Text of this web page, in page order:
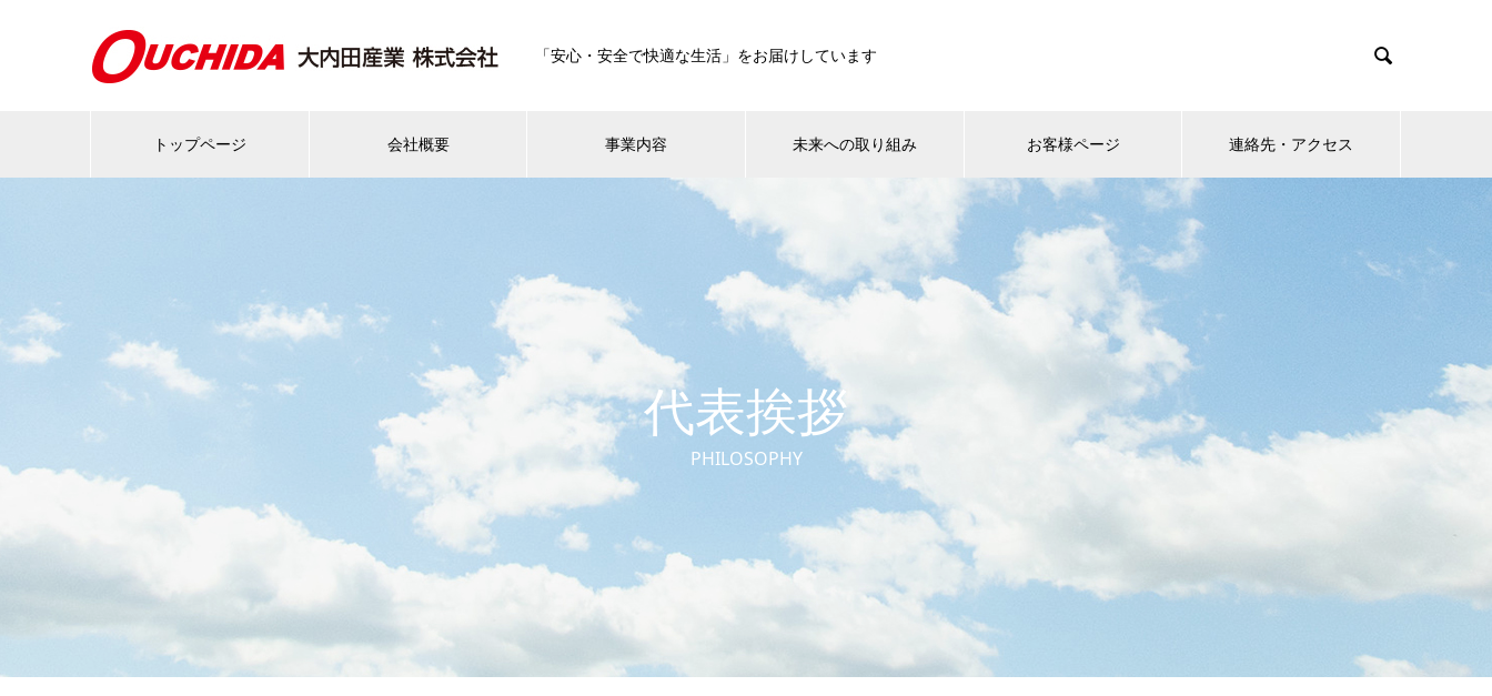
「安心・安全で快適な生活」をお届けしています 
トップページ 会社概要 事業内容 未来への取り組み お客様ページ 連絡先・アクセス
代表挨拶
PHILOSOPHY